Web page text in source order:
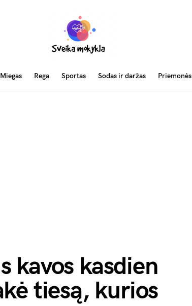
Miegas Rega Sportas Sodas ir daržas Priemonės
kavos kasdien
tiesą, kurios